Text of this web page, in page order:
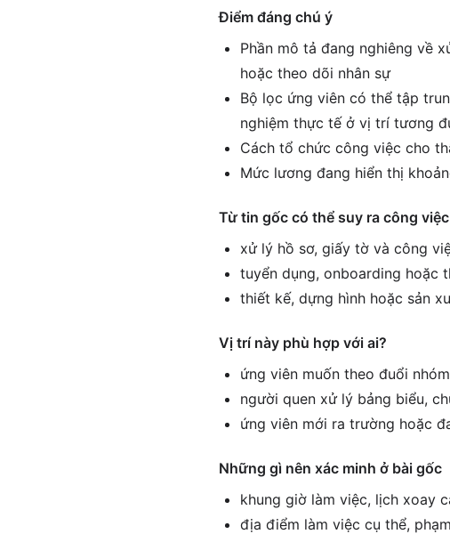
Điểm đáng chú ý
Phần mô tả đang nghiêng về
hoặc theo dõi nhân sự
Bộ lọc ứng viên có thể tập
nghiệm thực tế ở vị trí tương
Cách tổ chức công việc cho
Mức lương đang hiển thị
Từ tin gốc có thể suy ra công
xử lý hồ sơ, giấy tờ và công
tuyển dụng, onboarding hoặc
thiết kế, dựng hình hoặc sản
Vị trí này phù hợp với ai?
ứng viên muốn theo đuổi
người quen xử lý bảng biểu,
ứng viên mới ra trường hoặc
Những gì nên xác minh ở bài gốc
khung giờ làm việc, lịch xoay
địa điểm làm việc cụ thể,